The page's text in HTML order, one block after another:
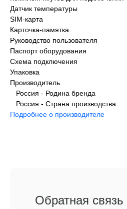
Датчик температуры
SIM-карта
Карточка‑памятка
Руководство пользователя
Паспорт оборудования
Схема подключения
Упаковка
Производитель
Россия - Родина бренда
Россия - Страна производства
Подробнее о производителе
Обратная связь